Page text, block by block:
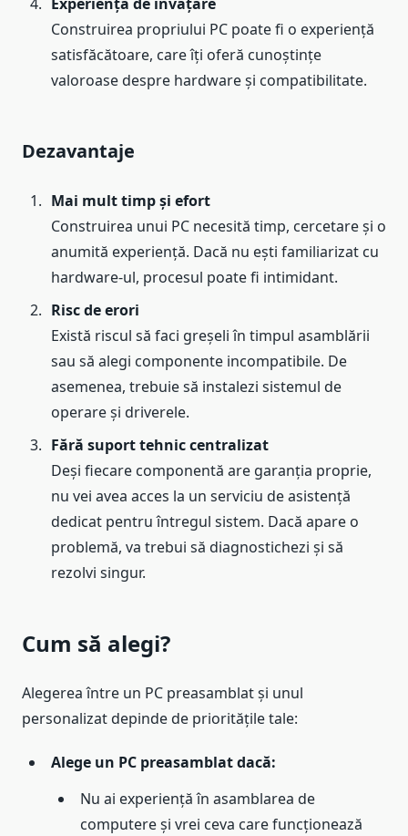
Construirea propriului PC poate fi o experiență
satisfăcătoare, care îți oferă cunoștințe
valoroase despre hardware și compatibilitate.
Dezavantaje
Mai mult timp și efort
Construirea unui PC necesită timp, cercetare și o
anumită experiență. Dacă nu ești familiarizat cu
hardware-ul, procesul poate fi intimidant.
Risc de erori
Există riscul să faci greșeli în timpul asamblării
sau să alegi componente incompatibile. De
asemenea, trebuie să instalezi sistemul de
operare și driverele.
Fără suport tehnic centralizat
Deși fiecare componentă are garanția proprie,
nu vei avea acces la un serviciu de asistență
dedicat pentru întregul sistem. Dacă apare o
problemă, va trebui să diagnostichezi și să
rezolvi singur.
Cum să alegi?
Alegerea între un PC preasamblat și unul
personalizat depinde de prioritățile tale:
Alege un PC preasamblat dacă:
Nu ai experiență în asamblarea de
computere și vrei ceva care funcționează